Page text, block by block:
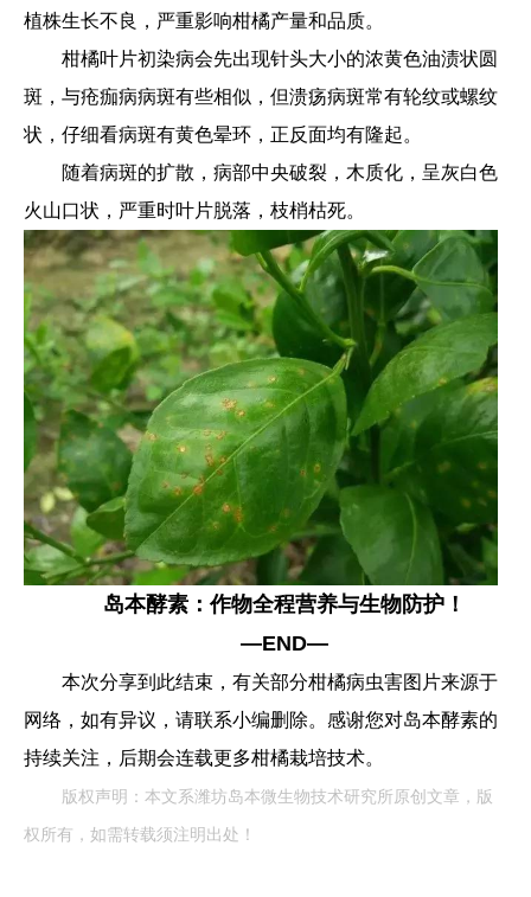
植株生长不良，严重影响柑橘产量和品质。
柑橘叶片初染病会先出现针头大小的浓黄色油渍状圆
斑，与疮痂病病斑有些相似，但溃疡病斑常有轮纹或螺纹
状，仔细看病斑有黄色晕环，正反面均有隆起。
随着病斑的扩散，病部中央破裂，木质化，呈灰白色
火山口状，严重时叶片脱落，枝梢枯死。
岛本酵素：作物全程营养与生物防护！
—END—
本次分享到此结束，有关部分柑橘病虫害图片来源于
网络，如有异议，请联系小编删除。感谢您对岛本酵素的
持续关注，后期会连载更多柑橘栽培技术。
版权声明：本文系潍坊岛本微生物技术研究所原创文章，版
权所有，如需转载须注明出处！